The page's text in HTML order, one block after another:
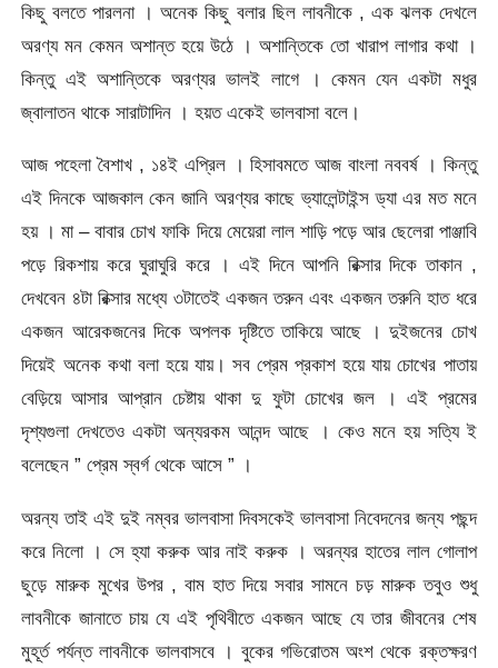
কিছু বলতে পারলনা । অনেক কিছু বলার ছিল লাবনীকে , এক ঝলক দেখলে
অরণ্য মন কেমন অশান্ত হয়ে উঠে । অশান্তিকে তো খারাপ লাগার কথা ।
কিন্তু এই অশান্তিকে অরণ্যর ভালই লাগে । কেমন যেন একটা মধুর
জ্বালাতন থাকে সারাটাদিন । হয়ত একেই ভালবাসা বলে।
আজ পহেলা বৈশাখ , ১৪ই এপ্রিল । হিসাবমতে আজ বাংলা নববর্ষ । কিন্তু
এই দিনকে আজকাল কেন জানি অরণ্যর কাছে ভ্যালেন্টাইন্স ড্যা এর মত মনে
হয় । মা – বাবার চোখ ফাকি দিয়ে মেয়েরা লাল শাড়ি পড়ে আর ছেলেরা পাঞ্জাবি
পড়ে রিকশায় করে ঘুরাঘুরি করে । এই দিনে আপনি রিক্সার দিকে তাকান ,
দেখবেন ৪টা রিক্সার মধ্যে ৩টাতেই একজন তরুন এবং একজন তরুনি হাত ধরে
একজন আরেকজনের দিকে অপলক দৃষ্টিতে তাকিয়ে আছে । দুইজনের চোখ
দিয়েই অনেক কথা বলা হয়ে যায়। সব প্রেম প্রকাশ হয়ে যায় চোখের পাতায়
বেড়িয়ে আসার আপ্রান চেষ্টায় থাকা দু ফুটা চোখের জল । এই প্রমের
দৃশ্যগুলা দেখতেও একটা অন্যরকম আনন্দ আছে । কেও মনে হয় সত্যি ই
বলেছেন ” প্রেম স্বর্গ থেকে আসে ” ।
অরন্য তাই এই দুই নম্বর ভালবাসা দিবসকেই ভালবাসা নিবেদনের জন্য পছন্দ
করে নিলো । সে হ্যা করুক আর নাই করুক । অরন্যর হাতের লাল গোলাপ
ছুড়ে মারুক মুখের উপর , বাম হাত দিয়ে সবার সামনে চড় মারুক তবুও শুধু
লাবনীকে জানাতে চায় যে এই পৃথিবীতে একজন আছে যে তার জীবনের শেষ
মুহূর্ত পর্যন্ত লাবনীকে ভালবাসবে । বুকের গভিরোতম অংশ থেকে রক্তক্ষরণ